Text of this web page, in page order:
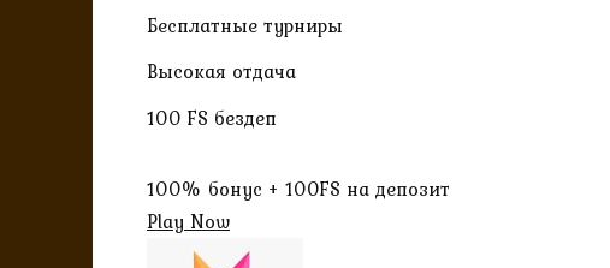
Бесплатные турниры
Высокая отдача
100 FS бездеп
100% бонус + 100FS на депозит
Play Now